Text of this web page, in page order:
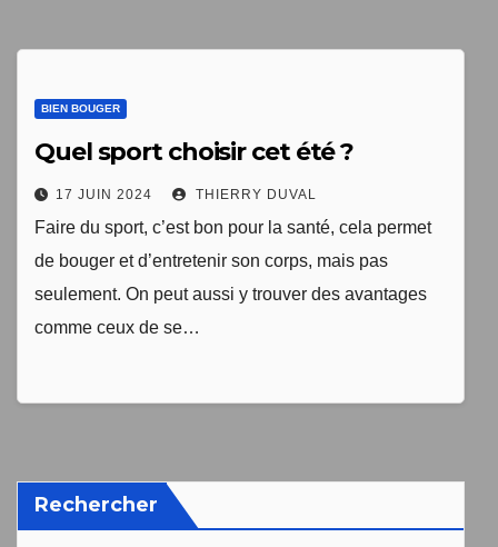
BIEN BOUGER
Quel sport choisir cet été ?
17 JUIN 2024 THIERRY DUVAL
Faire du sport, c’est bon pour la santé, cela permet
de bouger et d’entretenir son corps, mais pas
seulement. On peut aussi y trouver des avantages
comme ceux de se…
Rechercher
"Les clés du bien vieillir en bonne santé"
désinscrire à tout moment en utilisant le lien de
désabonnement intégré dans la newsletter.